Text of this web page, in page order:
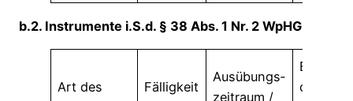
b.2. Instrumente i.S.d. § 38 Abs. 1 Nr. 2 WpHG
Art des
Fälligkeit
Ausübungs­
zeitraum /
oder